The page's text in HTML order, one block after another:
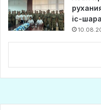
іс-